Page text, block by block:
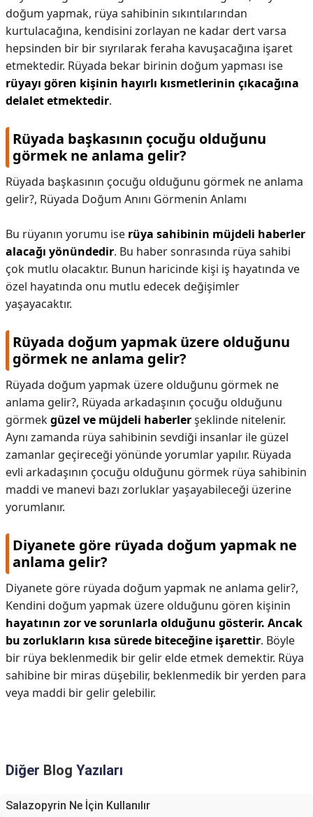
doğum yapmak, rüya sahibinin sıkıntılarından
kurtulacağına, kendisini zorlayan ne kadar dert varsa
hepsinden bir bir sıyrılarak feraha kavuşacağına işaret
etmektedir. Rüyada bekar birinin doğum yapması ise
rüyayı gören kişinin hayırlı kısmetlerinin çıkacağına
delalet etmektedir.
Rüyada başkasının çocuğu olduğunu
görmek ne anlama gelir?
Rüyada başkasının çocuğu olduğunu görmek ne anlama
gelir?, Rüyada Doğum Anını Görmenin Anlamı
Bu rüyanın yorumu ise rüya sahibinin müjdeli haberler
alacağı yönündedir. Bu haber sonrasında rüya sahibi
çok mutlu olacaktır. Bunun haricinde kişi iş hayatında ve
özel hayatında onu mutlu edecek değişimler
yaşayacaktır.
Rüyada doğum yapmak üzere olduğunu
görmek ne anlama gelir?
Rüyada doğum yapmak üzere olduğunu görmek ne
anlama gelir?, Rüyada arkadaşının çocuğu olduğunu
görmekgüzel ve müjdeli haberlerşeklinde nitelenir.
Aynı zamanda rüya sahibinin sevdiği insanlar ile güzel
zamanlar geçireceği yönünde yorumlar yapılır. Rüyada
evli arkadaşının çocuğu olduğunu görmek rüya sahibinin
maddi ve manevi bazı zorluklar yaşayabileceği üzerine
yorumlanır.
Diyanete göre rüyada doğum yapmak ne
anlama gelir?
Diyanete göre rüyada doğum yapmak ne anlama gelir?,
Kendini doğum yapmak üzere olduğunu gören kişinin
hayatının zor ve sorunlarla olduğunu gösterir. Ancak
bu zorlukların kısa sürede biteceğine işarettir. Böyle
bir rüya beklenmedik bir gelir elde etmek demektir. Rüya
sahibine bir miras düşebilir, beklenmedik bir yerden para
veya maddi bir gelir gelebilir.
Diğer Blog Yazıları
Salazopyrin Ne İçin Kullanılır